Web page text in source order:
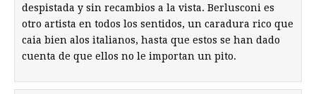
despistada y sin recambios a la vista. Berlusconi es
otro artista en todos los sentidos, un caradura rico que
caia bien alos italianos, hasta que estos se han dado
cuenta de que ellos no le importan un pito.